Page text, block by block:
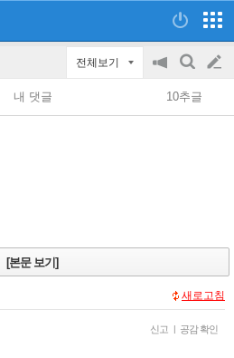
전체보기
공
지
on/off
검
색
글
쓰
내 댓글 10추글
[본문 보기]
새로고침
신고 | 공감 확인